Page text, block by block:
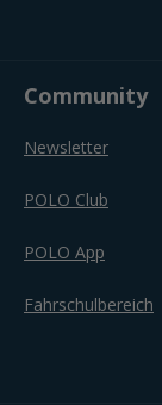
Community
Newsletter
POLO Club
POLO App
Fahrschulbereich